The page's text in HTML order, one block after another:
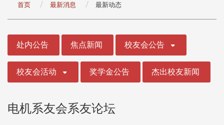
首页 最新消息 最新动态
处内公告 焦点新闻 校友会公告
校友会活动 奖学金公告 杰出校友新闻
电机系友会系友论坛